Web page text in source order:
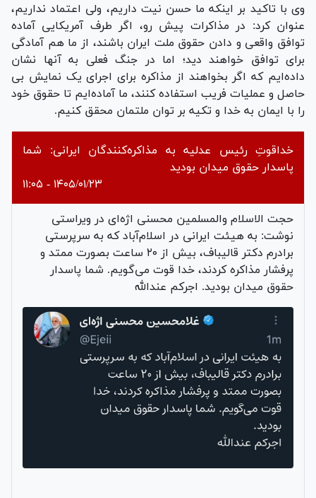
وی با تاکید بر اینکه ما حسن نیت داریم، ولی اعتماد نداریم،
عنوان کرد: در مذاکرات پیش رو، اگر طرف آمریکایی آماده
توافق واقعی و دادن حقوق ملت ایران باشند، از ما هم آمادگی
برای توافق خواهند دید؛ اما در جنگ فعلی به آنها نشان
داده‌ایم که اگر بخواهند از مذاکره برای اجرای یک نمایش بی
حاصل و عملیات فریب استفاده کنند، ما آماده‌ایم تا حقوق خود
را با ایمان به خدا و تکیه بر توان ملتمان محقق کنیم.
خداقوت‌ِ رئیس عدلیه به مذاکره‌کنندگان ایرانی: شما
پاسدار حقوق میدان بودید
۱۴۰۵/۰۱/۲۳ - ۱۱:۰۵
حجت الاسلام والمسلمین محسنی اژه‌ای در ویراستی
نوشت: به هیئت ایرانی در اسلام‌آباد که به سرپرستی
برادرم دکتر قالیباف، بیش از ۲۰ ساعت بصورت ممتد و
پرفشار مذاکره کردند، خدا قوت می‌گویم. شما پاسدار
حقوق میدان بودید. اجرکم عندالله